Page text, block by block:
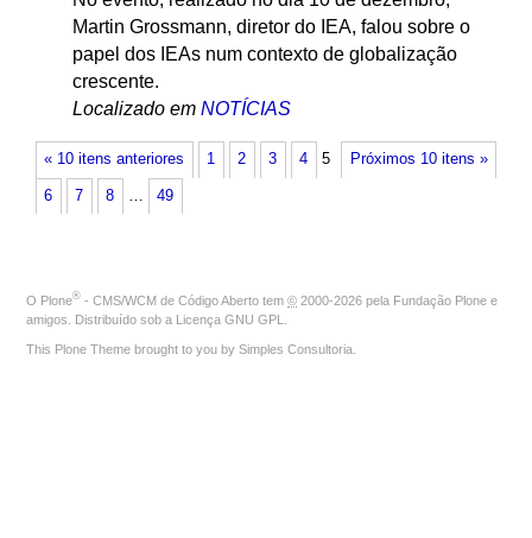
Martin Grossmann, diretor do IEA, falou sobre o
papel dos IEAs num contexto de globalização
crescente.
Localizado em NOTÍCIAS
« 10 itens anteriores Próximos 10 itens »
1 2 3 4 5
6 7 8 … 49
O Plone® - CMS/WCM de Código Aberto tem © 2000-2026 pela Fundação Plone e
amigos. Distribuído sob a Licença GNU GPL
This Plone Theme brought to you by Simples Consultoria